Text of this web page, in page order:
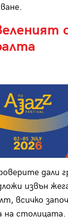
дали
извън
всичко
на